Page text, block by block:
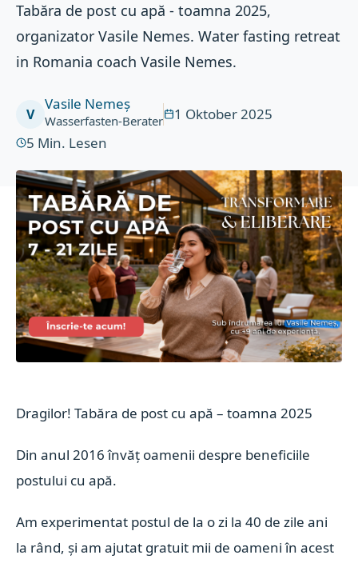
Tabăra de post cu apă - toamna 2025,
organizator Vasile Nemes. Water fasting retreat
in Romania coach Vasile Nemes.
V
Vasile Nemeș
Wasserfasten-Berater
1 Oktober 2025
5 Min. Lesen
Dragilor!Tabăra de post cu apă – toamna 2025
Din anul 2016 învăț oamenii despre beneficiile
postului cu apă.
Am experimentat postul de la o zi la 40 de zile ani
la rând, și am ajutat gratuit mii de oameni în acest